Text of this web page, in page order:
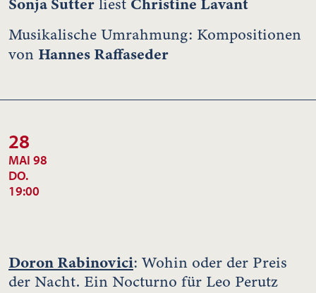
Musikalische Umrahmung: Kompositionen
von Hannes Raffaseder
28
MAI 98
DO.
19:00
Doron Rabinovici: Wohin oder der Preis
der Nacht. Ein Nocturno für Leo Perutz